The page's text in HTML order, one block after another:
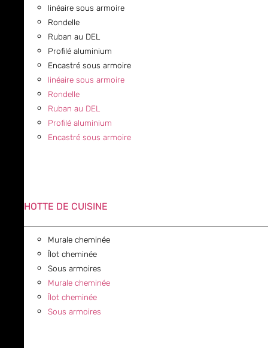
linéaire sous armoire
Rondelle
Ruban au DEL
Profilé aluminium
Encastré sous armoire
linéaire sous armoire
Rondelle
Ruban au DEL
Profilé aluminium
Encastré sous armoire
HOTTE DE CUISINE
Murale cheminée
Îlot cheminée
Sous armoires
Murale cheminée
Îlot cheminée
Sous armoires